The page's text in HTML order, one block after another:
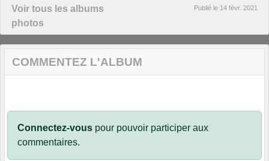
Voir tous les albums
photos
Publié le 14 févr. 2021
COMMENTEZ L'ALBUM
Connectez-vous pour pouvoir participer aux
commentaires.